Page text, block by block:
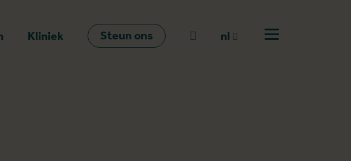
Kliniek Steun ons Naar zoeken
nl
Open menu